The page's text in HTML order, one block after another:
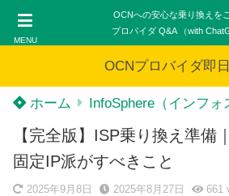
MENU
OCNへの安心な乗り換えを
プロバイダ Q&A （with
OCNプロバイダ即
ホーム InfoSphere（インフォ
【完全版】ISP乗り換え準備
固定IP派がすべきこと
2025年9月8日 2025年8月27日 661